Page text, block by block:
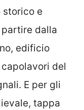
storico e
dalla
edificio
del
E per gli
tappa